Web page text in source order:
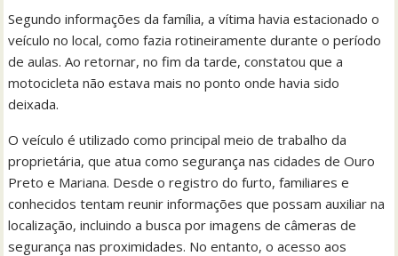
Segundo informações da família, a vítima havia estacionado o
veículo no local, como fazia rotineiramente durante o período
de aulas. Ao retornar, no fim da tarde, constatou que a
motocicleta não estava mais no ponto onde havia sido
deixada.
O veículo é utilizado como principal meio de trabalho da
proprietária, que atua como segurança nas cidades de Ouro
Preto e Mariana. Desde o registro do furto, familiares e
conhecidos tentam reunir informações que possam auxiliar na
localização, incluindo a busca por imagens de câmeras de
segurança nas proximidades. No entanto, o acesso aos